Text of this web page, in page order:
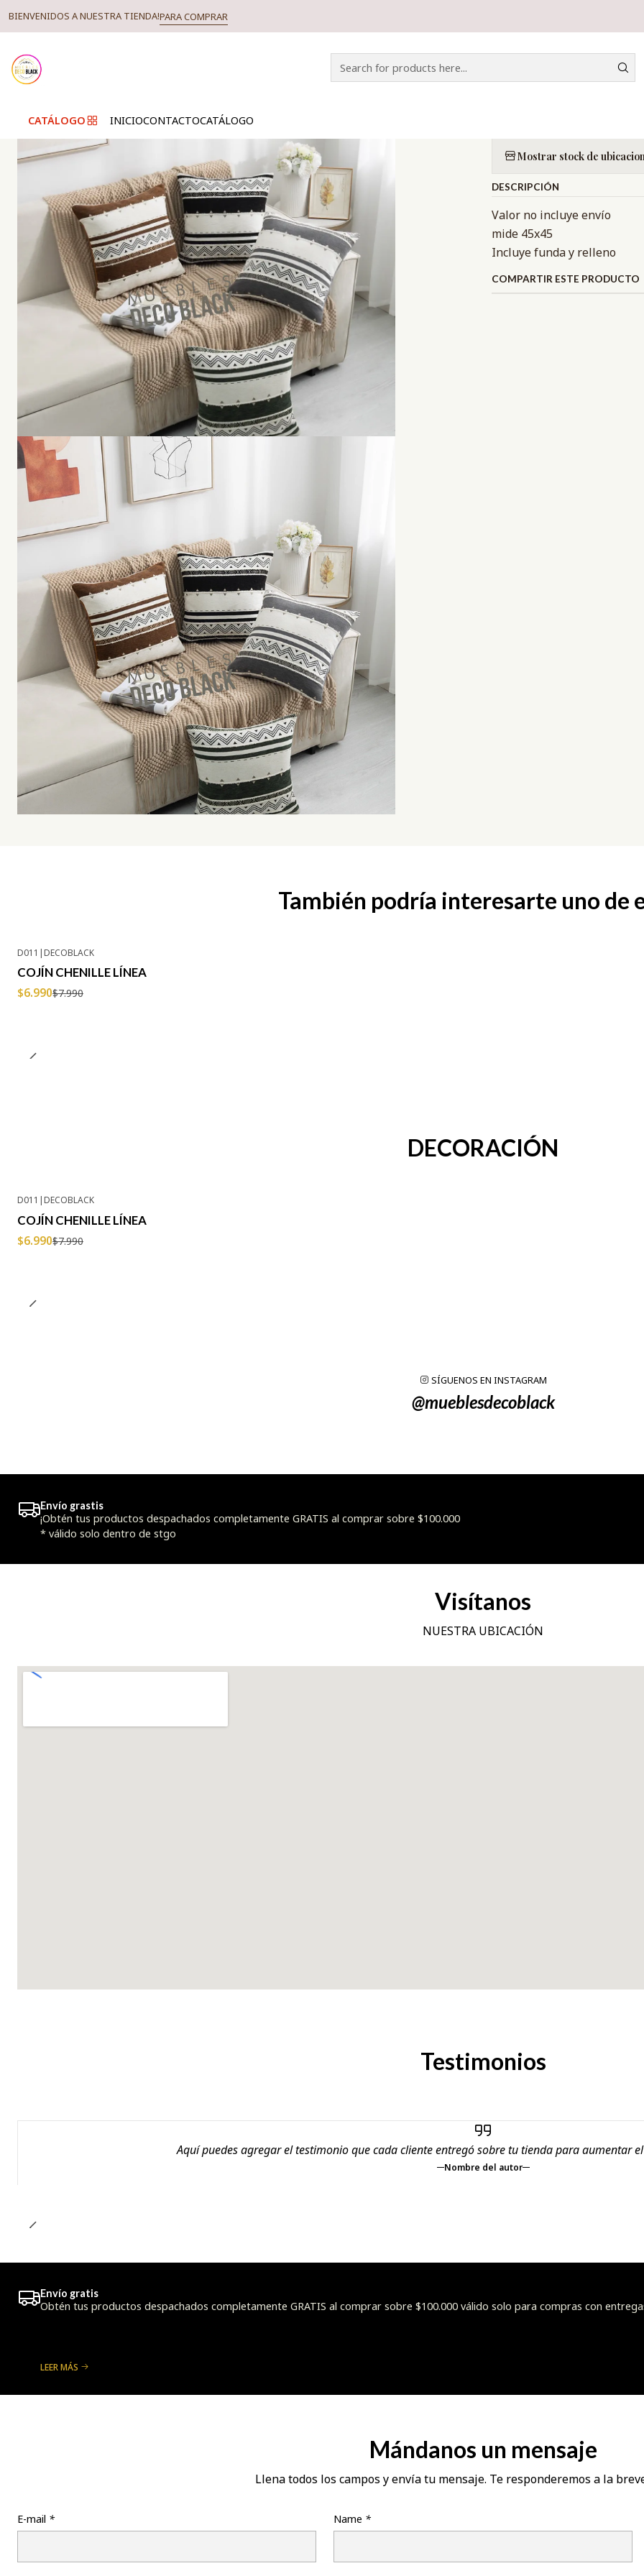
CATÁLOGO INICIOCONTACTOCATÁLOGO
BIENVENIDOS A NUESTRA TIENDA!PARA COMPRAR
COJÍN
Mostrar stock de
DESCRIPCIÓN
Valor no incluye envío
mide 45x45
Incluye funda y relleno
COMPARTIR ESTE PRODUCTO
También podría interesarte uno de
-13% OFF
D011 |DECOBLACK
COJÍN CHENILLE LÍNEA
$6.990$7.990
DECORACIÓN
-13% OFF
D011 |DECOBLACK
COJÍN CHENILLE LÍNEA
$6.990$7.990
SÍGUENOS EN INSTAGRAM
@mueblesdecoblack
Envío grastis
¡Obtén tus productos despachados completamente GRATIS al comprar sobre $100.000
* válido solo dentro de stgo
Visítanos
NUESTRA UBICACIÓN
Testimonios
Aquí puedes agregar el testimonio que cada cliente entregó sobre tu tienda para aumentar
Nombre del autor
Envío gratis
Obtén tus productos despachados completamente GRATIS al comprar sobre $100.000 válido solo para compras con
LEER MÁS
Mándanos un mensaje
Llena todos los campos y envía tu mensaje. Te responderemos a la
E-mail * Name *